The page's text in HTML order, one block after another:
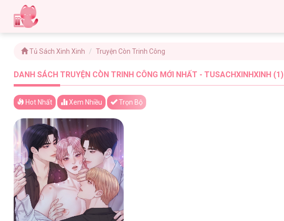
Tủ Sách Xinh Xinh Truyện Còn Trinh Công
DANH SÁCH TRUYỆN CÒN TRINH CÔNG MỚI NHẤT - TUSACHXINHXINH (1)
Hot Nhất Xem Nhiều Trọn Bộ